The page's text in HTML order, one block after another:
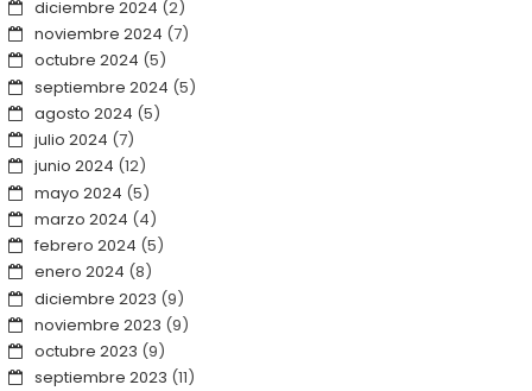
diciembre 2024 (2)
noviembre 2024 (7)
octubre 2024 (5)
septiembre 2024 (5)
agosto 2024 (5)
julio 2024 (7)
junio 2024 (12)
mayo 2024 (5)
marzo 2024 (4)
febrero 2024 (5)
enero 2024 (8)
diciembre 2023 (9)
noviembre 2023 (9)
octubre 2023 (9)
septiembre 2023 (11)